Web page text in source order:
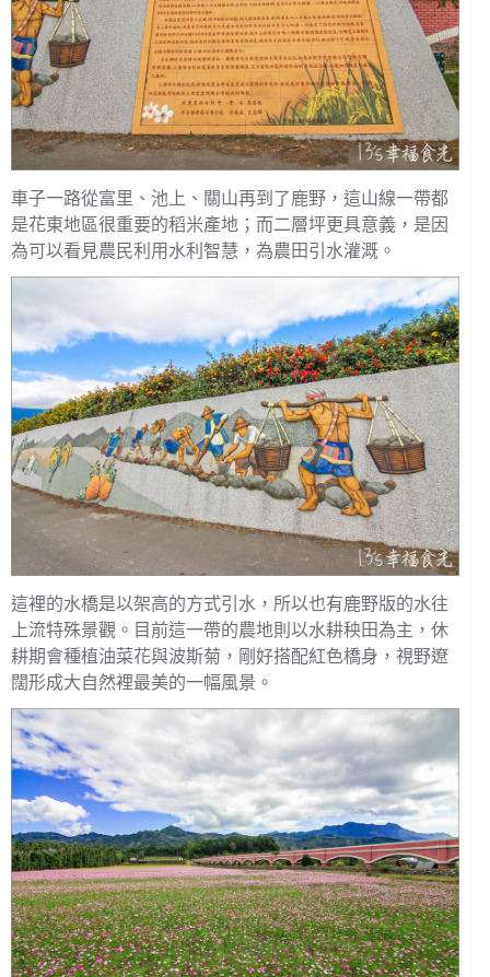
車子一路從富里、池上、關山再到了鹿野，這山線一帶都
是花東地區很重要的稻米產地；而二層坪更具意義，是因
為可以看見農民利用水利智慧，為農田引水灌溉。
這裡的水橋是以架高的方式引水，所以也有鹿野版的水往
上流特殊景觀。目前這一帶的農地則以水耕秧田為主，休
耕期會種植油菜花與波斯菊，剛好搭配紅色橋身，視野遼
闊形成大自然裡最美的一幅風景。